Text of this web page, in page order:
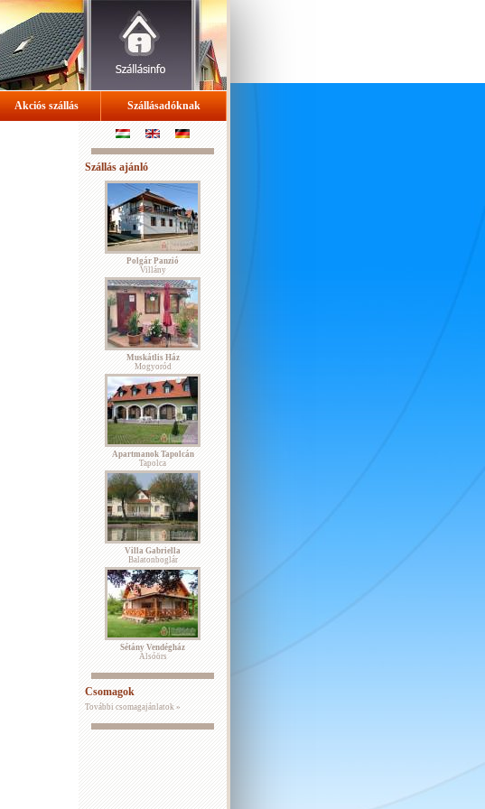
Akciós szállás Szállásadóknak
Szállás ajánló
Polgár Panzió
Villány
Muskátlis Ház
Mogyoród
Apartmanok Tapolcán
Tapolca
Villa Gabriella
Balatonboglár
Sétány Vendégház
Alsóörs
Csomagok
További csomagajánlatok »